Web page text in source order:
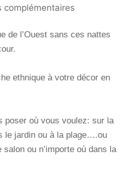
complémentaires
de l’Ouest sans ces nattes
ethnique à votre décor en
poser où vous voulez: sur la
le jardin ou à la plage….ou
ou n’importe où dans la